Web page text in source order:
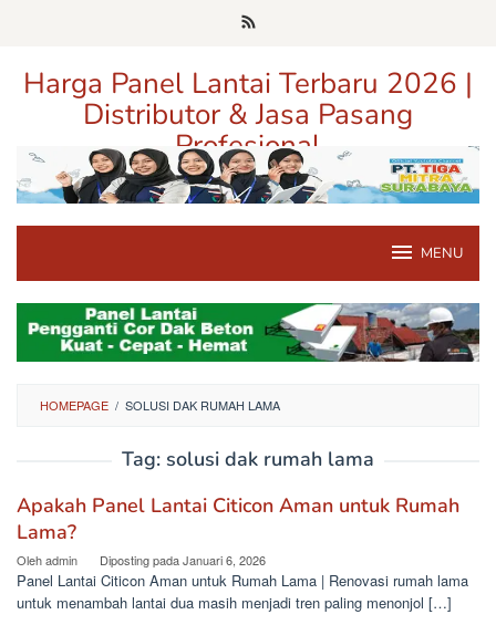
Harga Panel Lantai Terbaru 2026 |
Distributor & Jasa Pasang
Profesional
Pusat Informasi Harga, Distributor, dan Jasa Pasang Panel Lantai
Terpercaya di Jawa Timur
MENU
HOMEPAGE / SOLUSI DAK RUMAH LAMA
Tag: solusi dak rumah lama
Apakah Panel Lantai Citicon Aman untuk Rumah
Lama?
Olehadmin Diposting padaJanuari 6, 2026
Panel Lantai Citicon Aman untuk Rumah Lama | Renovasi rumah lama
untuk menambah lantai dua masih menjadi tren paling menonjol […]